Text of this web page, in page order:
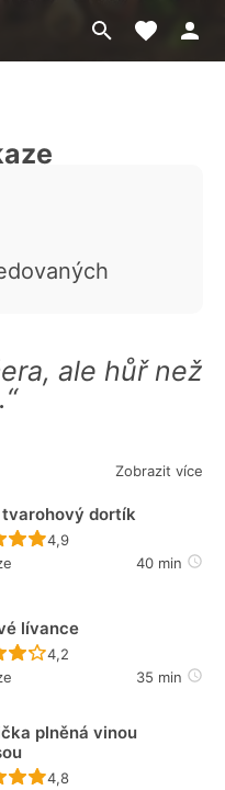
Přejít
na
Moje
ale hůř než
Zobrazit více
tvarohový dortík
Recept ještě nebyl
4,9
40 min
lívance
Recept ještě nebyl
4,2
35 min
plněná vinou
Recept ještě nebyl
4,8